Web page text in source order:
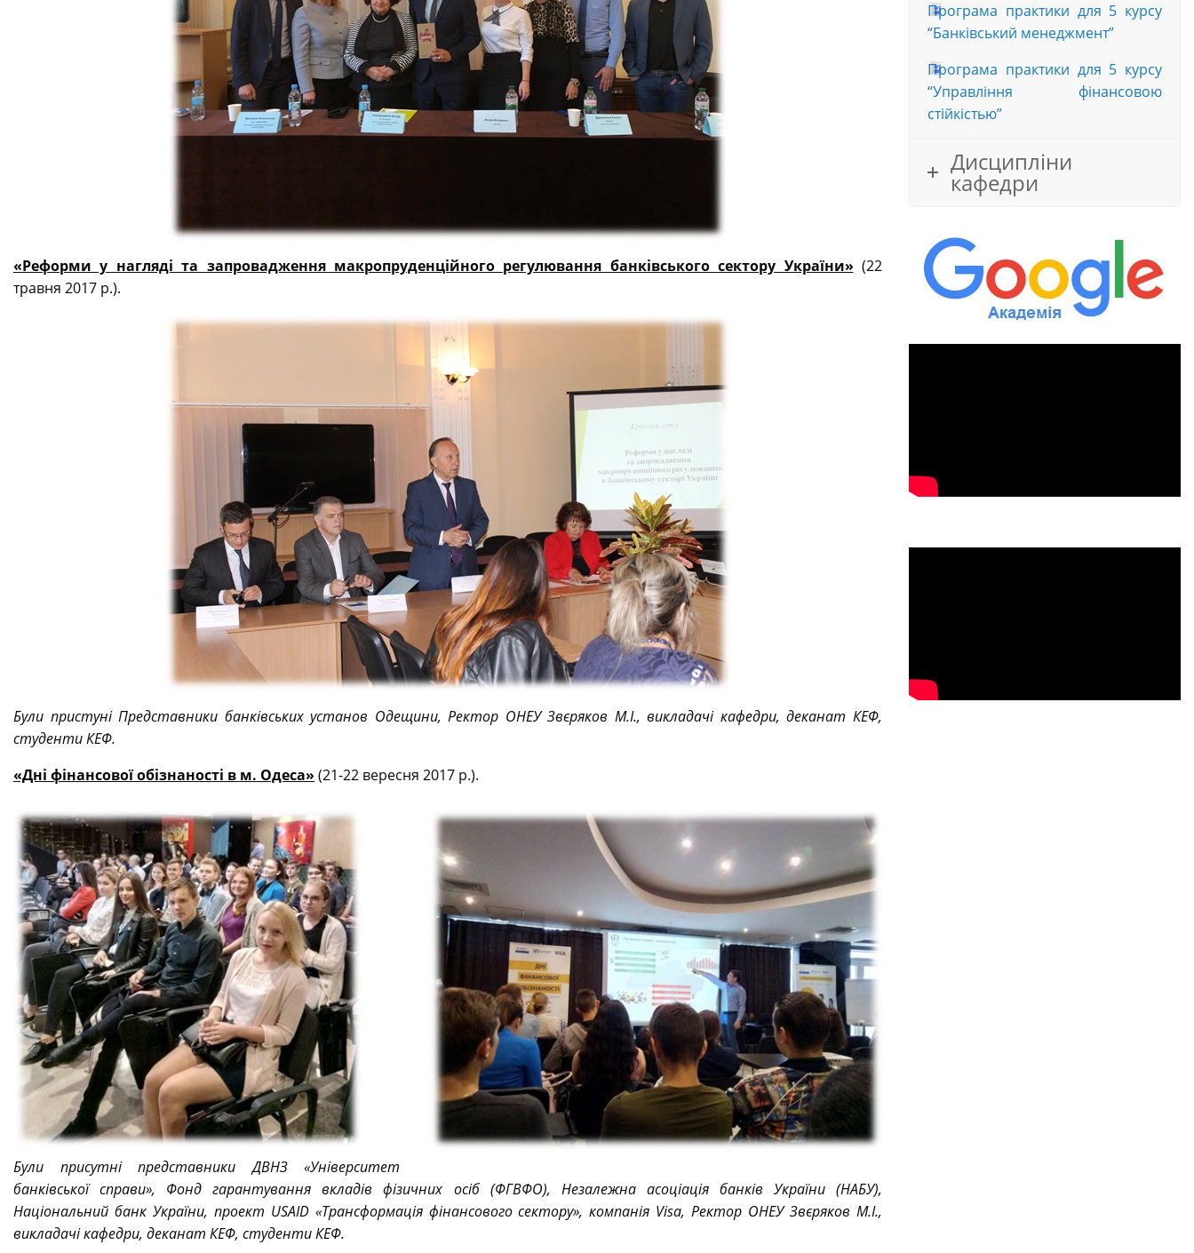
«Реформи у нагляді та запровадження макропруденційного регулювання банківського сектору України» (22
травня 2017 р.).
Були пристуні Представники банківських установ Одещини, Ректор ОНЕУ Звєряков М.І., викладачі кафедри, деканат КЕФ,
студенти КЕФ.
«Дні фінансової обізнаності в м. Одеса» (21-22 вересня 2017 р.).
Були присутні представники ДВНЗ «Університет
банківської справи», Фонд гарантування вкладів фізичних осіб (ФГВФО), Незалежна асоціація банків України (НАБУ),
Національний банк України, проект USAID «Трансформація фінансового сектору», компанія Visa, Ректор ОНЕУ Звєряков М.І.,
викладачі кафедри, деканат КЕФ, студенти КЕФ.
Програма практики для 5 курсу
“Банківський менеджмент”
Програма практики для 5 курсу
“Управління фінансовою
стійкістью”
Дисципліни
кафедри